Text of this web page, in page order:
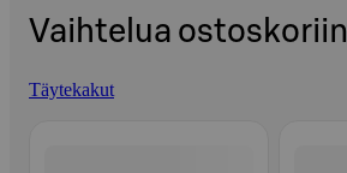
Vaihtelua ostoskoriin
Täytekakut